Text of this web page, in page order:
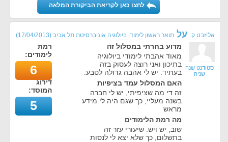
לחצו כאן לקריאת הביקורת המלאה
אליזבט ק. על תואר ראשון לימודי ביולוגיה אוניברסיטת תל אביב (
17/04/2013
)
סטודנט שנה
שניה
מדוע בחרתי במסלול זה
מאוד אהבתי לימודי ביולוגיה
בתיכון ואני רוצה לעסוק בזה
בעתיד. יש לי אהבה גדולה לטבע.
האם המסלול עמד בציפיות
זה די מה שציפיתי, יש לי חברה
בשנה מעליי, כך שגם היה לי מידע
מראש
מה רמת הלימודים
שוב, יש ויש. שיעורי עזר זה
בתשלום, כך שלא יצא לי לנסות
רמת
לימודים:
6
דירוג
המוסד:
5